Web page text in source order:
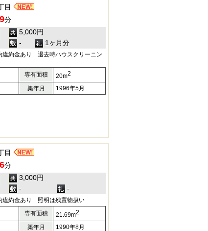
目
9分
5,000円
-
1ヶ月分
約金あり 退去時ハウスクリーニン
専有面積 20m2
築年月 1996年5月
目
6分
3,000円
-
-
約金あり 照明は残置物扱い
専有面積 21.69m2
築年月 1990年8月